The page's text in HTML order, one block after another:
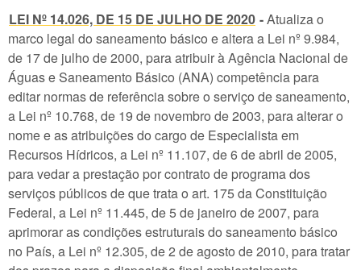
LEI Nº 14.026, DE 15 DE JULHO DE 2020 -Atualiza o
marco legal do saneamento básico e altera a Lei nº 9.984,
de 17 de julho de 2000, para atribuir à Agência Nacional de
Águas e Saneamento Básico (ANA) competência para
editar normas de referência sobre o serviço de saneamento,
a Lei nº 10.768, de 19 de novembro de 2003, para alterar o
nome e as atribuições do cargo de Especialista em
Recursos Hídricos, a Lei nº 11.107, de 6 de abril de 2005,
para vedar a prestação por contrato de programa dos
serviços públicos de que trata o art. 175 da Constituição
Federal, a Lei nº 11.445, de 5 de janeiro de 2007, para
aprimorar as condições estruturais do saneamento básico
no País, a Lei nº 12.305, de 2 de agosto de 2010, para tratar